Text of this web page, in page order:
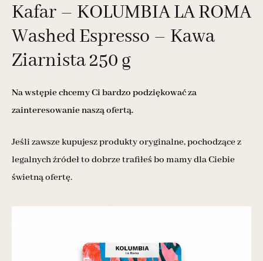
Kafar – KOLUMBIA LA ROMA
Washed Espresso – Kawa
Ziarnista 250 g
Na wstępie chcemy Ci bardzo podziękować za
zainteresowanie naszą ofertą.
Jeśli zawsze kupujesz produkty oryginalne, pochodzące z
legalnych źródeł to dobrze trafiłeś bo mamy dla Ciebie
świetną ofertę.